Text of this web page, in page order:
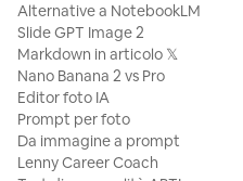
Alternative a NotebookLM
Slide GPT Image 2
Markdown in articolo 𝕏
Nano Banana 2 vs Pro
Editor foto IA
Prompt per foto
Da immagine a prompt
Lenny Career Coach